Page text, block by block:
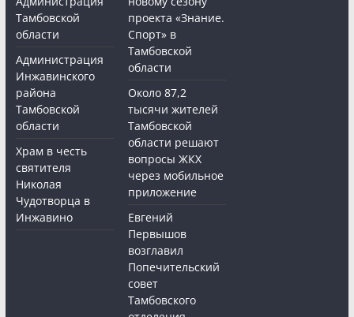
Тамбовской
области
Администрация
Инжавинского
района
Тамбовской
области
Храм в честь
святителя
Николая
Чудотворца в
Инжавино
проекта «Знание.
Спорт» в
Тамбовской
области
Около 87,2
тысячи жителей
Тамбовской
области решают
вопросы ЖКХ
через мобильное
приложение
Евгений
Первышов
возглавил
Попечительский
совет
Тамбовского